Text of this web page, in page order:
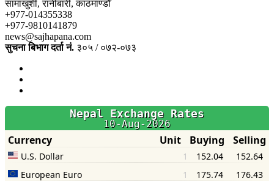
सामाखुशी, रानीबारी, काठमाण्डौँ
+977-014355338
+977-9810141879
news@sajhapana.com
सुचना बिभाग दर्ता नं. ३०५ / ०७२-०७३